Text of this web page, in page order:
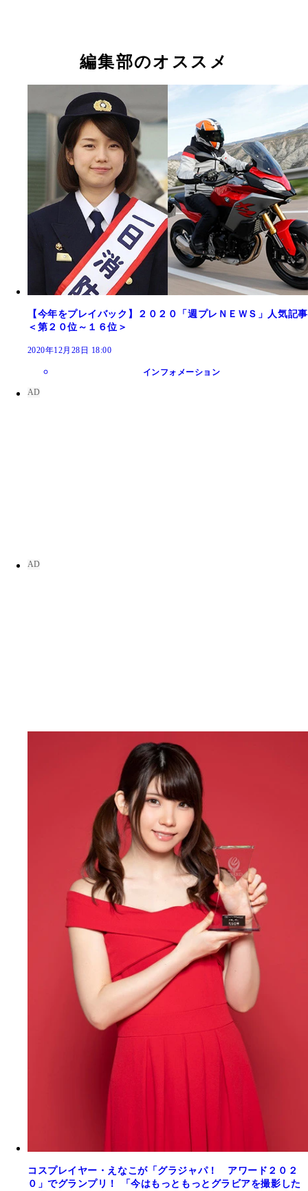
編集部のオススメ
【今年をプレイバック】２０２０「週プレＮＥＷＳ」人気記事
＜第２０位～１６位＞
2020年12月28日 18:00
インフォメーション
コスプレイヤー・えなこが「グラジャパ！ アワード２０２
０」でグランプリ！ 「今はもっともっとグラビアを撮影した